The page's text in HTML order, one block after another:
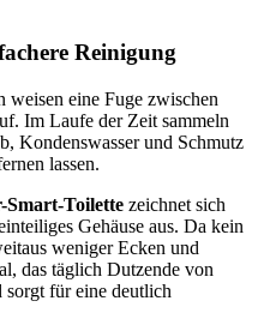
Reinigung
eine Fuge zwischen
Im Laufe der Zeit sammeln
Kondenswasser und Schmutz
lassen.
Toilette zeichnet sich
Gehäuse aus. Da kein
weniger Ecken und
das täglich Dutzende von
für eine deutlich